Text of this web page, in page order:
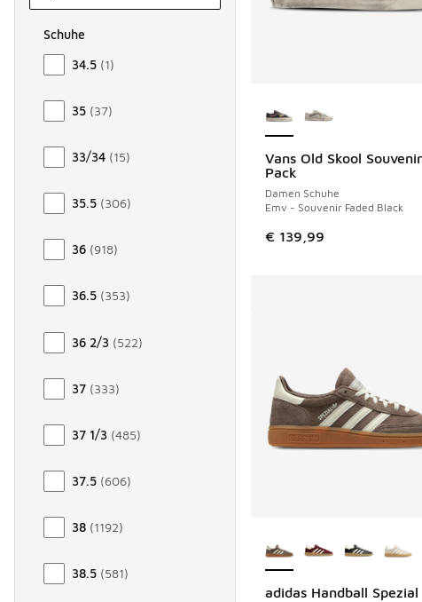
Schuhe
Größe Damen Schuhe
34.5 (1)
35 (37)
33/34 (15)
35.5 (306)
36 (918)
36.5 (353)
36 2/3 (522)
37 (333)
37 1/3 (485)
37.5 (606)
38 (1192)
38.5 (581)
Vans Old Skool Souvenir
Pack
Damen Schuhe
Emv - Souvenir Faded Black
€ 139,99
NEU
adidas Handball Spezial